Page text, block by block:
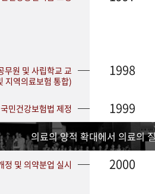
원 및 사립학교 교
지역의료보험 통합)
1998
민건강보험법 제정 1999
의료의 양적 확대에서 의료의
정 및 의약분업 실시 2000